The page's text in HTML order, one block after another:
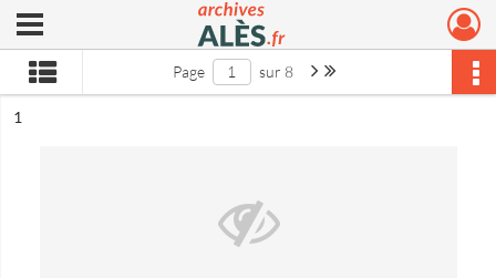
Archives municipales d'Alès
Ouvrir le menu déroulant
Page sur 8 Page suivante : 1/8
n°
1